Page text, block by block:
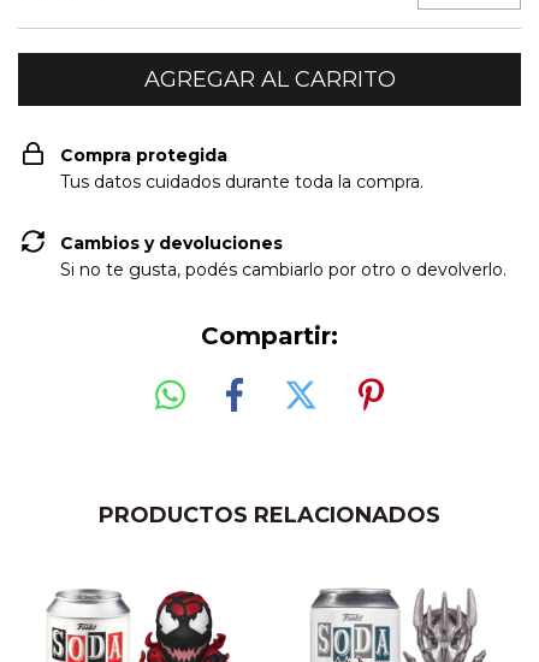
Compra protegida
Tus datos cuidados durante toda la compra.
Cambios y devoluciones
Si no te gusta, podés cambiarlo por otro o devolverlo.
Compartir:
PRODUCTOS RELACIONADOS